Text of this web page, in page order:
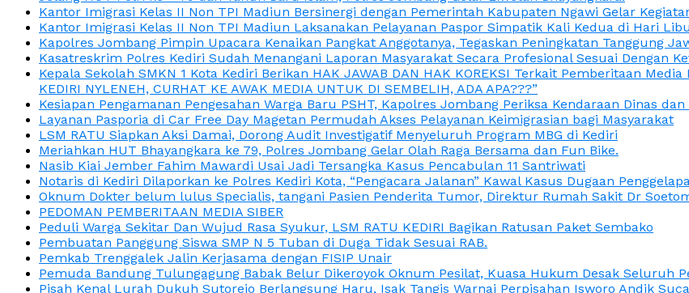
Kantor Imigrasi Kelas II Non TPI Madiun Bersinergi dengan Pemerintah Kabupaten Ngawi Gelar
Kantor Imigrasi Kelas II Non TPI Madiun Laksanakan Pelayanan Paspor Simpatik Kali Kedua di Hari
Kapolres Jombang Pimpin Upacara Kenaikan Pangkat Anggotanya, Tegaskan Peningkatan Tanggung
Kasatreskrim Polres Kediri Sudah Menangani Laporan Masyarakat Secara Profesional Sesuai Dengan
Kepala Sekolah SMKN 1 Kota Kediri Berikan HAK JAWAB DAN HAK KOREKSI Terkait Pemberitaan
KEDIRI NYLENEH, CURHAT KE AWAK MEDIA UNTUK DI SEMBELIH, ADA APA???”
Kesiapan Pengamanan Pengesahan Warga Baru PSHT, Kapolres Jombang Periksa Kendaraan Dinas dan
Layanan Pasporia di Car Free Day Magetan Permudah Akses Pelayanan Keimigrasian bagi Masyarakat
LSM RATU Siapkan Aksi Damai, Dorong Audit Investigatif Menyeluruh Program MBG di Kediri
Meriahkan HUT Bhayangkara ke 79, Polres Jombang Gelar Olah Raga Bersama dan Fun Bike.
Nasib Kiai Jember Fahim Mawardi Usai Jadi Tersangka Kasus Pencabulan 11 Santriwati
Notaris di Kediri Dilaporkan ke Polres Kediri Kota, “Pengacara Jalanan” Kawal Kasus Dugaan
Oknum Dokter belum lulus Specialis, tangani Pasien Penderita Tumor, Direktur Rumah Sakit Dr
PEDOMAN PEMBERITAAN MEDIA SIBER
Peduli Warga Sekitar Dan Wujud Rasa Syukur, LSM RATU KEDIRI Bagikan Ratusan Paket Sembako
Pembuatan Panggung Siswa SMP N 5 Tuban di Duga Tidak Sesuai RAB.
Pemkab Trenggalek Jalin Kerjasama dengan FISIP Unair
Pemuda Bandung Tulungagung Babak Belur Dikeroyok Oknum Pesilat, Kuasa Hukum Desak Seluruh
Pisah Kenal Lurah Dukuh Sutorejo Berlangsung Haru, Isak Tangis Warnai Perpisahan Isworo Andik